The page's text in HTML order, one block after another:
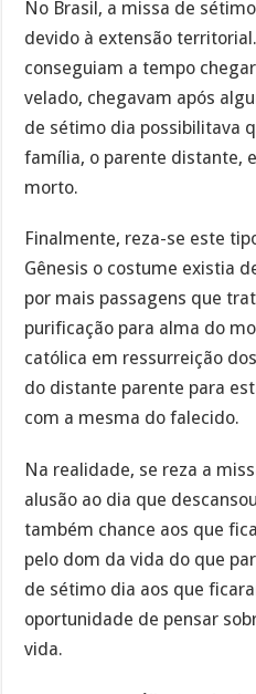
No Brasil, a missa de
devido à extensão
conseguiam a tempo
velado, chegavam após
de sétimo dia possibilitava
família, o parente distante,
morto.
Finalmente, reza-se este
Gênesis o costume existia
por mais passagens que
purificação para alma do
católica em ressurreição
do distante parente para
com a mesma do falecido.
Na realidade, se reza a
alusão ao dia que
também chance aos que
pelo dom da vida do que
de sétimo dia aos que
oportunidade de pensar
vida.